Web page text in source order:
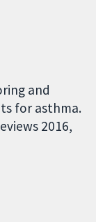
and
for asthma.
2016,